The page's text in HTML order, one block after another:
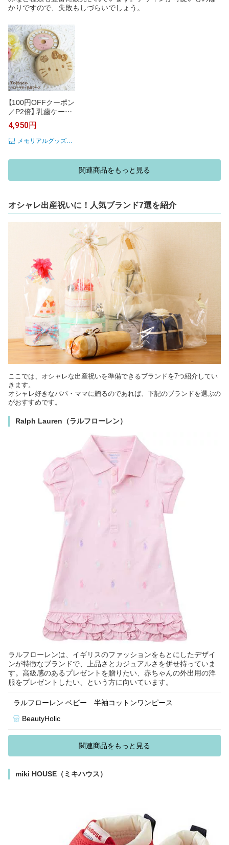
かりですので、失敗もしづらいでしょう。
【100円OFFクーポン
／P2倍】 乳歯ケース
【 ハローキティ 】 桐
丸型 レーザー 日本
製 名前と日付が書き
歯入れ 桐箱 乳歯 保
anrio
4,950円
メモリアルグッズのお店 とっとこ
関連商品をもっと見る
オシャレ出産祝いに！人気ブランド7選を紹介
ここでは、オシャレな出産祝いを準備できるブランドを7つ紹介してい
きます。
オシャレ好きなパパ・ママに贈るのであれば、下記のブランドを選ぶの
がおすすめです。
Ralph Lauren（ラルフローレン）
ラルフローレンは、イギリスのファッションをもとにしたデザイ
ンが特徴なブランドで、上品さとカジュアルさを併せ持っていま
す。高級感のあるプレゼントを贈りたい、赤ちゃんの外出用の洋
服をプレゼントしたい、という方に向いています。
ラルフローレン ベビー 半袖コットンワンピース
BeautyHolic
関連商品をもっと見る
miki HOUSE（ミキハウス）